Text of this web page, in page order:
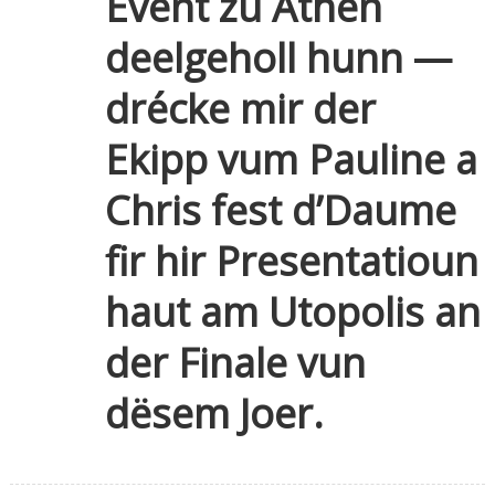
deelgeholl hunn —
drécke mir der
Ekipp vum Pauline a
Chris fest d’Daume
fir hir Presentatioun
haut am Utopolis an
der Finale vun
dësem Joer.